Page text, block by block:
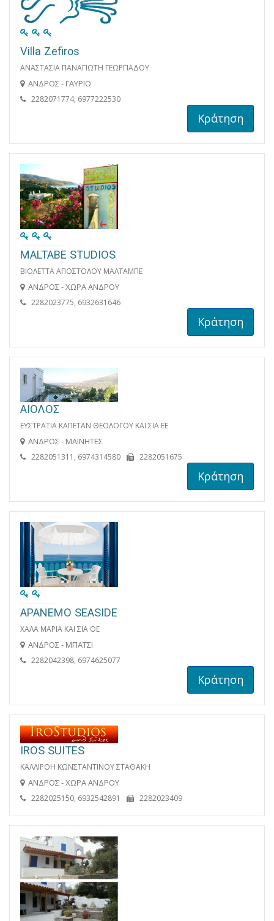
Villa Zefiros
ΑΝΑΣΤΑΣΙΑ ΠΑΝΑΓΙΩΤΗ ΓΕΩΡΓΙΑΔΟΥ
ΑΝΔΡΟΣ - ΓΑΥΡΙΟ
2282071774, 6977222530
Κράτηση
MALTABE STUDIOS
ΒΙΟΛΕΤΤΑ ΑΠΟΣΤΟΛΟΥ ΜΑΛΤΑΜΠΕ
ΑΝΔΡΟΣ - ΧΩΡΑ ΑΝΔΡΟΥ
2282023775, 6932631646
Κράτηση
ΑΙΟΛΟΣ
ΕΥΣΤΡΑΤΙΑ ΚΑΠΕΤΑΝ ΘΕΟΛΟΓΟΥ ΚΑΙ ΣΙΑ ΕΕ
ΑΝΔΡΟΣ - ΜΑΙΝΗΤΕΣ
2282051311, 6974314580 2282051675
Κράτηση
APANEMO SEASIDE
ΧΑΛΑ ΜΑΡΙΑ ΚΑΙ ΣΙΑ ΟΕ
ΑΝΔΡΟΣ - ΜΠΑΤΣΙ
2282042398, 6974625077
Κράτηση
IROS SUITES
ΚΑΛΛΙΡΟΗ KΩΝΣΤΑΝΤΙΝΟΥ ΣΤΑΘΑΚΗ
ΑΝΔΡΟΣ - ΧΩΡΑ ΑΝΔΡΟΥ
2282025150, 6932542891 2282023409